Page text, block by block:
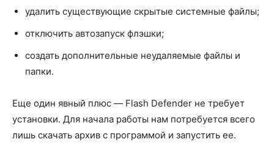
удалить существующие скрытые системные файлы;
отключить автозапуск флэшки;
создать дополнительные неудаляемые файлы и
папки.
Еще один явный плюс — Flash Defender не требует
установки. Для начала работы нам потребуется всего
лишь скачать архив с программой и запустить ее.